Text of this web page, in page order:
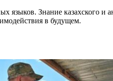
языков. Знание казахского и
в будущем.